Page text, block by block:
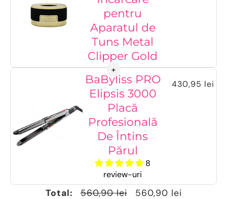
pentru
Aparatul de
Tuns Metal
Clipper Gold
BaByliss PRO
Elipsis 3000
Placă
Profesională
De Întins
Părul
8
review-uri
430,95 lei
Total: 560,90 lei 560,90 lei